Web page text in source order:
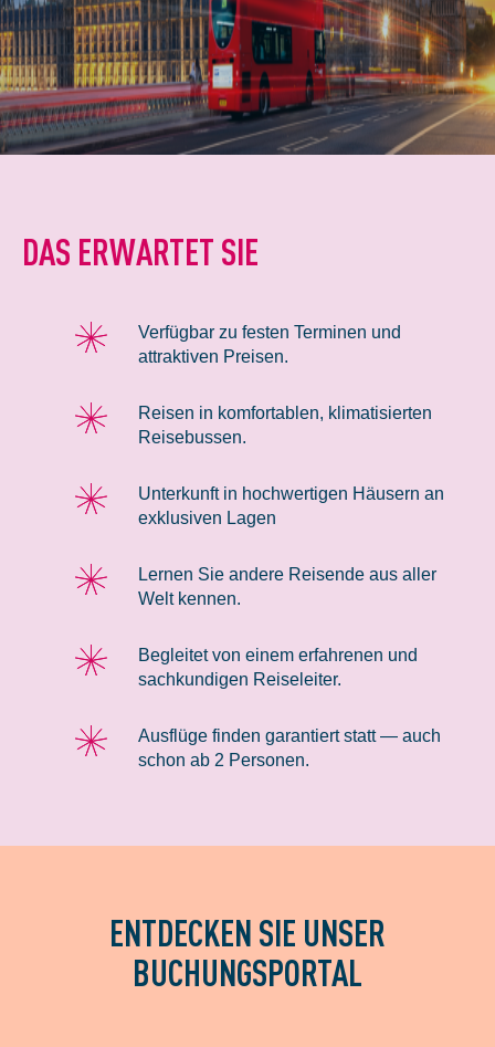
DAS ERWARTET SIE
Verfügbar zu festen Terminen und
attraktiven Preisen.
Reisen in komfortablen, klimatisierten
Reisebussen.
Unterkunft in hochwertigen Häusern an
exklusiven Lagen
Lernen Sie andere Reisende aus aller
Welt kennen.
Begleitet von einem erfahrenen und
sachkundigen Reiseleiter.
Ausflüge finden garantiert statt — auch
schon ab 2 Personen.
ENTDECKEN SIE UNSER
BUCHUNGSPORTAL